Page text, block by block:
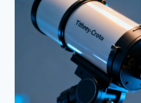
PRECISÃO